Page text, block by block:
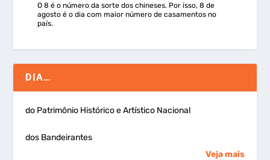
O 8 é o número da sorte dos chineses. Por isso, 8 de
agosto é o dia com maior número de casamentos no
país.
DIA…
do Patrimônio Histórico e Artístico Nacional
dos Bandeirantes
Veja mais